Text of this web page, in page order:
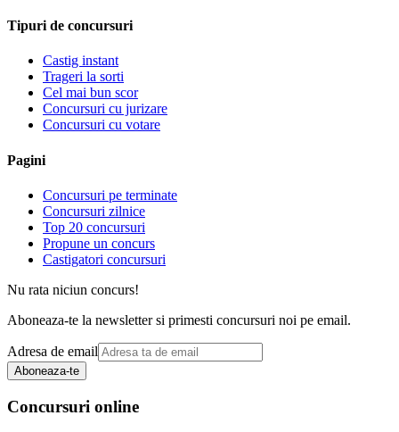
Tipuri de concursuri
Castig instant
Trageri la sorti
Cel mai bun scor
Concursuri cu jurizare
Concursuri cu votare
Pagini
Concursuri pe terminate
Concursuri zilnice
Top 20 concursuri
Propune un concurs
Castigatori concursuri
Nu rata niciun concurs!
Aboneaza-te la newsletter si primesti concursuri noi pe email.
Adresa de email
Aboneaza-te
Concursuri online